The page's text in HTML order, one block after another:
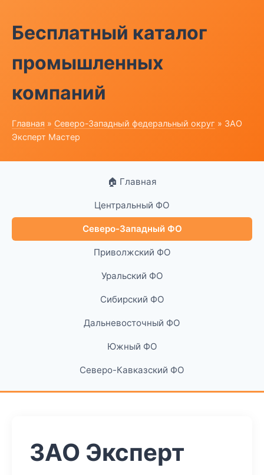
Бесплатный каталог
промышленных
компаний
Главная » Северо-Западный федеральный округ » ЗАО
Эксперт Мастер
🏠 Главная
Центральный ФО
Северо-Западный ФО
Приволжский ФО
Уральский ФО
Сибирский ФО
Дальневосточный ФО
Южный ФО
Северо-Кавказский ФО
ЗАО Эксперт